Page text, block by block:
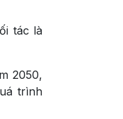
tác là
2050,
trình